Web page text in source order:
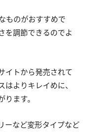
ものがおすすめで
を調節できるのでよ
イトから発売されて
よりキレイめに、
ます。
ーなど変形タイプなど